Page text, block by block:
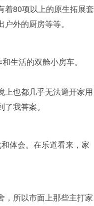
着80项以上的原生拓展套
外的厨房等等。
生活的双舱小房车。
上也都几乎无法避开家用
我答案。
体会。在乐道看来，家
，所以市面上那些主打家